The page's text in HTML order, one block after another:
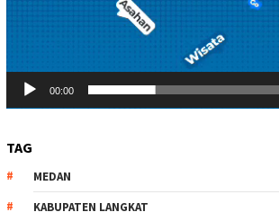
00:00
TAG
MEDAN
KABUPATEN LANGKAT